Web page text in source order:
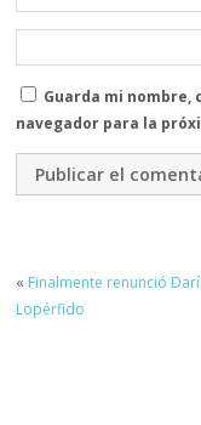
Guarda mi nombre,
navegador para la
« Finalmente renunció
Lopérfido